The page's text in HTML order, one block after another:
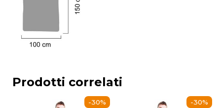
Prodotti correlati
-30% -30%